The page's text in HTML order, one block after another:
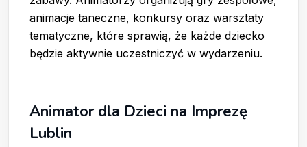
animacje taneczne, konkursy oraz warsztaty
tematyczne, które sprawią, że każde dziecko
będzie aktywnie uczestniczyć w wydarzeniu.
Animator dla Dzieci na Imprezę
Lublin